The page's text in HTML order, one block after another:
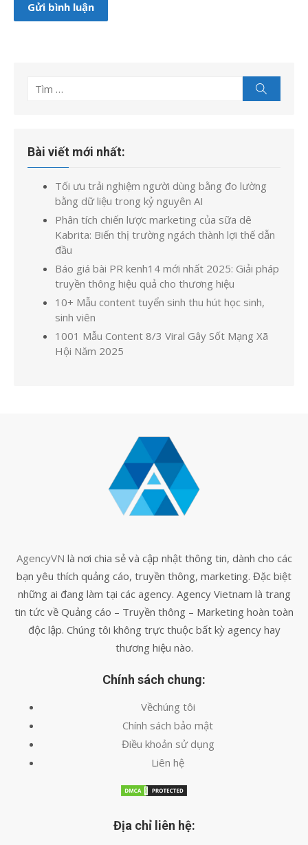
Tìm
kiếm
Bài viết mới nhất:
Tối ưu trải nghiệm người dùng bằng đo lường
bằng dữ liệu trong kỷ nguyên AI
Phân tích chiến lược marketing của sữa dê
Kabrita: Biến thị trường ngách thành lợi thế dẫn
đầu
Báo giá bài PR kenh14 mới nhất 2025: Giải pháp
truyền thông hiệu quả cho thương hiệu
10+ Mẫu content tuyển sinh thu hút học sinh,
sinh viên
1001 Mẫu Content 8/3 Viral Gây Sốt Mạng Xã
Hội Năm 2025
AgencyVN là nơi chia sẻ và cập nhật thông tin, dành cho các
bạn yêu thích quảng cáo, truyền thông, marketing. Đặc biệt
những ai đang làm tại các agency. Agency Vietnam là trang
tin tức về Quảng cáo – Truyền thông – Marketing hoàn toàn
độc lập. Chúng tôi không trực thuộc bất kỳ agency hay
thương hiệu nào.
Chính sách chung:
Vềchúng tôi
Chính sách bảo mật
Điều khoản sử dụng
Liên hệ
Địa chỉ liên hệ: